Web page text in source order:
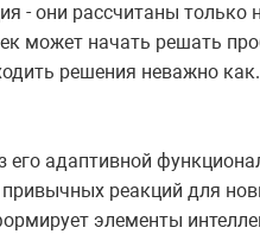
- они рассчитаны
может начать решать
решения неважно как.
его адаптивной
реакций для
элементы